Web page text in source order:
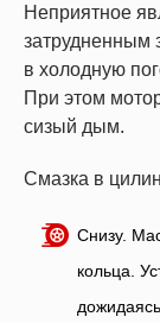
Неприятное
затрудненным
в холодную
При этом
сизый дым.
Смазка в
Снизу.
кольца.